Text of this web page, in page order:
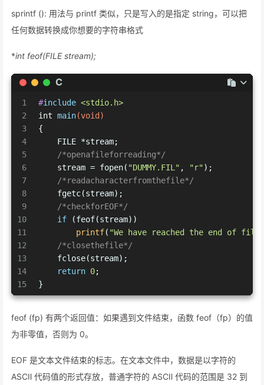
sprintf (): 用法与 printf 类似，只是写入的是指定 string，可以把
任何数据转换成你想要的字符串格式
*int feof(FILEstream);
C
1
2
3
4
5
6
7
8
9
10
11
12
13
14
15
#include <stdio.h>
int main(void )
{
    FILE *stream;
/*openafileforreading*/
    stream = fopen(
"DUMMY.FIL" , "r");
/*readacharacterfromthefile*/
    fgetc(stream);
/*checkforEOF*/
if (feof(stream))
printf( "We have reached the end of
/*closethefile*/
    fclose(stream);
return 0;
}
feof (fp) 有两个返回值：如果遇到文件结束，函数 feof（fp）的值
为非零值，否则为 0。
EOF 是文本文件结束的标志。在文本文件中，数据是以字符的
ASCⅡ 代码值的形式存放，普通字符的 ASCⅡ 代码的范围是 32 到